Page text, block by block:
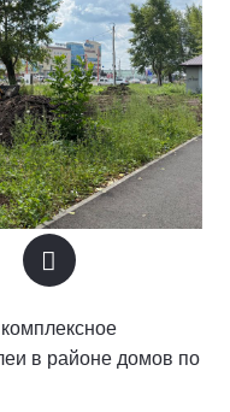
в районе домов по